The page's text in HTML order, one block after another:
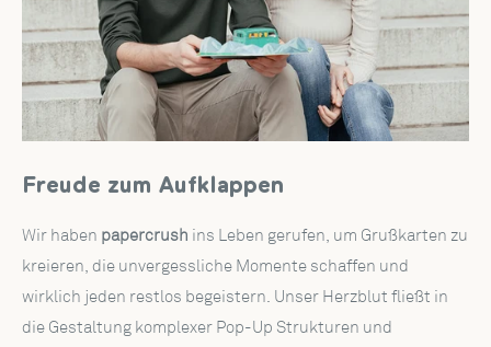
Freude zum Aufklappen
Wir haben papercrush ins Leben gerufen, um Grußkarten zu
kreieren, die unvergessliche Momente schaffen und
wirklich jeden restlos begeistern. Unser Herzblut fließt in
die Gestaltung komplexer Pop-Up Strukturen und